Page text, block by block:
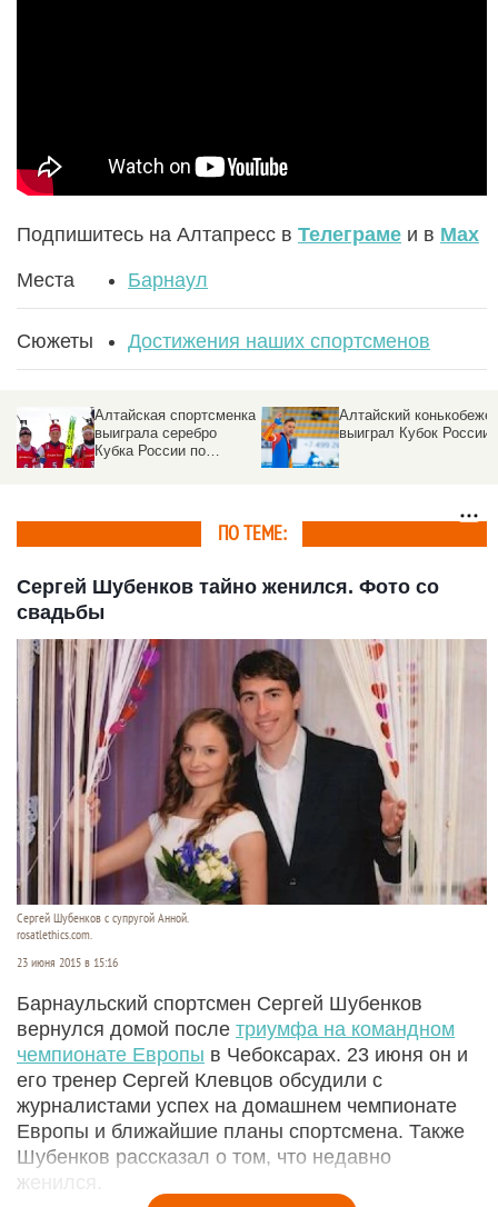
Подпишитесь на Алтапресс в Телеграме и в Max
Места Барнаул
Сюжеты Достижения наших спортсменов
Алтайская спортсменка
выиграла серебро
Кубка России по
Алтайский
выиграл Кубок России
ПО ТЕМЕ:
Сергей Шубенков тайно женился. Фото со
свадьбы
Сергей Шубенков с супругой Анной.
rosatlethics.com.
23 июня 2015 в 15:16
Барнаульский спортсмен Сергей Шубенков
вернулся домой после триумфа на командном
чемпионате Европы в Чебоксарах. 23 июня он и
его тренер Сергей Клевцов обсудили с
журналистами успех на домашнем чемпионате
Европы и ближайшие планы спортсмена. Также
Шубенков рассказал о том, что недавно
женился.